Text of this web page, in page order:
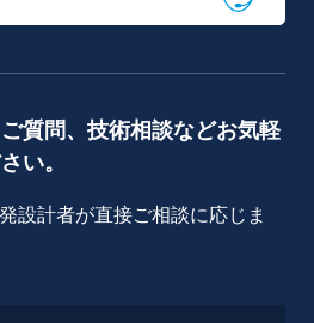
質問、技術相談などお気軽
い。
設計者が直接ご相談に応じま